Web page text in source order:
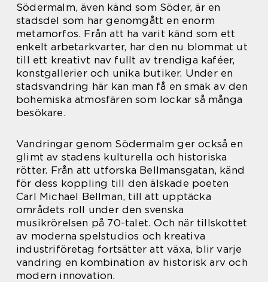
Södermalm, även känd som Söder, är en
stadsdel som har genomgått en enorm
metamorfos. Från att ha varit känd som ett
enkelt arbetarkvarter, har den nu blommat ut
till ett kreativt nav fullt av trendiga kaféer,
konstgallerier och unika butiker. Under en
stadsvandring här kan man få en smak av den
bohemiska atmosfären som lockar så många
besökare.
Vandringar genom Södermalm ger också en
glimt av stadens kulturella och historiska
rötter. Från att utforska Bellmansgatan, känd
för dess koppling till den älskade poeten
Carl Michael Bellman, till att upptäcka
områdets roll under den svenska
musikrörelsen på 70-talet. Och när tillskottet
av moderna spelstudios och kreativa
industriföretag fortsätter att växa, blir varje
vandring en kombination av historisk arv och
modern innovation.